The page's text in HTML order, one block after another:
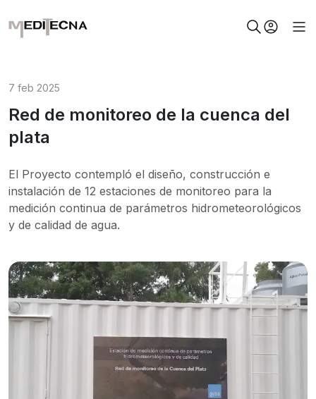
7 feb 2025
Red de monitoreo de la cuenca del
plata
El Proyecto contempló el diseño, construcción e
instalación de 12 estaciones de monitoreo para la
medición continua de parámetros hidrometeorológicos
y de calidad de agua.